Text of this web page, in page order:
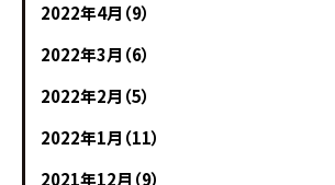
2022年4月（9）
2022年3月（6）
2022年2月（5）
2022年1月（11）
2021年12月（9）